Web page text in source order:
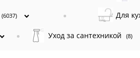
(6037) Для
Уход за сантехникой (8)